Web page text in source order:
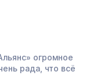
огромное
рада, что всё